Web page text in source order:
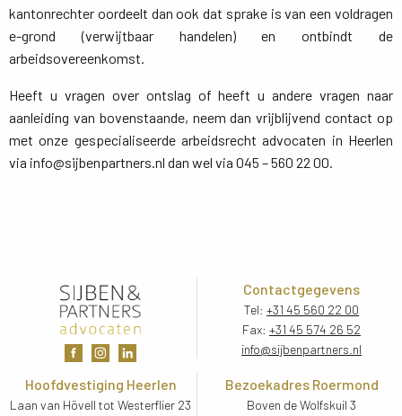
kantonrechter oordeelt dan ook dat sprake is van een voldragen
e-grond (verwijtbaar handelen) en ontbindt de
arbeidsovereenkomst.
Heeft u vragen over ontslag of heeft u andere vragen naar
aanleiding van bovenstaande, neem dan vrijblijvend contact op
met onze gespecialiseerde arbeidsrecht advocaten in Heerlen
via info@sijbenpartners.nl dan wel via 045 – 560 22 00.
Contactgegevens
Tel: +31 45 560 22 00
Fax: +31 45 574 26 52
info@sijbenpartners.nl
Hoofdvestiging Heerlen
Laan van Hövell tot Westerflier 23
Bezoekadres Roermond
Boven de Wolfskuil 3